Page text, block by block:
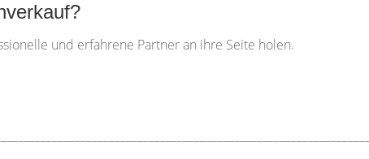
und erfahrene Partner an ihre Seite holen.